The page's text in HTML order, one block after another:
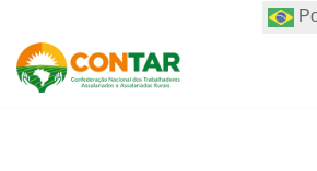
Pular
para